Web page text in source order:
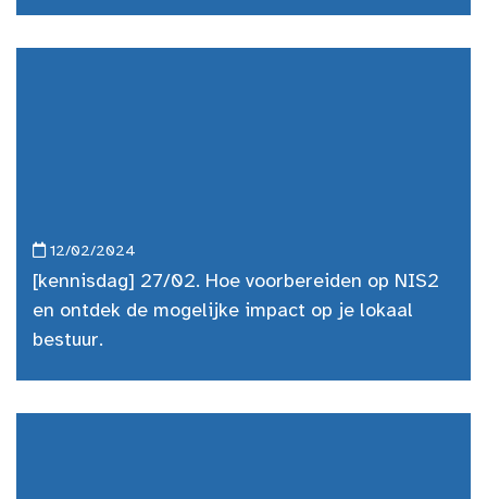
12/02/2024
[kennisdag] 27/02. Hoe voorbereiden op NIS2
en ontdek de mogelijke impact op je lokaal
bestuur.